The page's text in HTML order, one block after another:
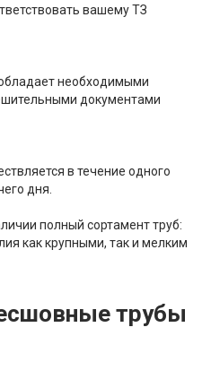
вашему ТЗ
необходимыми
документами
в течение одного
дня.
полный сортамент труб:
как крупными, так и мелким
трубы